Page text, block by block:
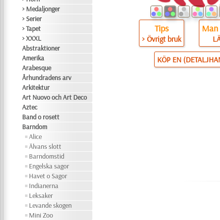
> Medaljonger
> Serier
> Tapet
> XXXL
Abstraktioner
Amerika
Arabesque
Århundradens arv
Arkitektur
Art Nuovo och Art Deco
Aztec
Band o rosett
Barndom
Alice
Älvans slott
Barndomstid
Engelska sagor
Havet o Sagor
Indianerna
Leksaker
Levande skogen
Mini Zoo
Tips
> Övrigt bruk
Man
KÖP EN